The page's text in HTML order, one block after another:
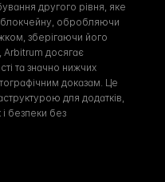
другого рівня, яке
блокчейну, обробляючи
зберігаючи його
Arbitrum досягає
та значно нижчих
доказам. Це
для додатків,
безпеки без